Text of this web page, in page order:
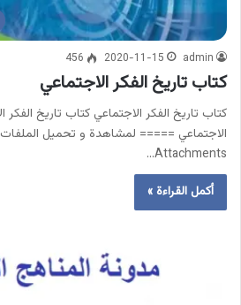
admin
2020-11-15
456
كتاب تاريخ الفكر الاجتماعي
كتاب تاريخ الفكر الاجتماعي كتاب تاريخ الفكر
الاجتماعي ===== لمشاهدة و تحميل الملفات
Attachments…
أكمل القراءة »